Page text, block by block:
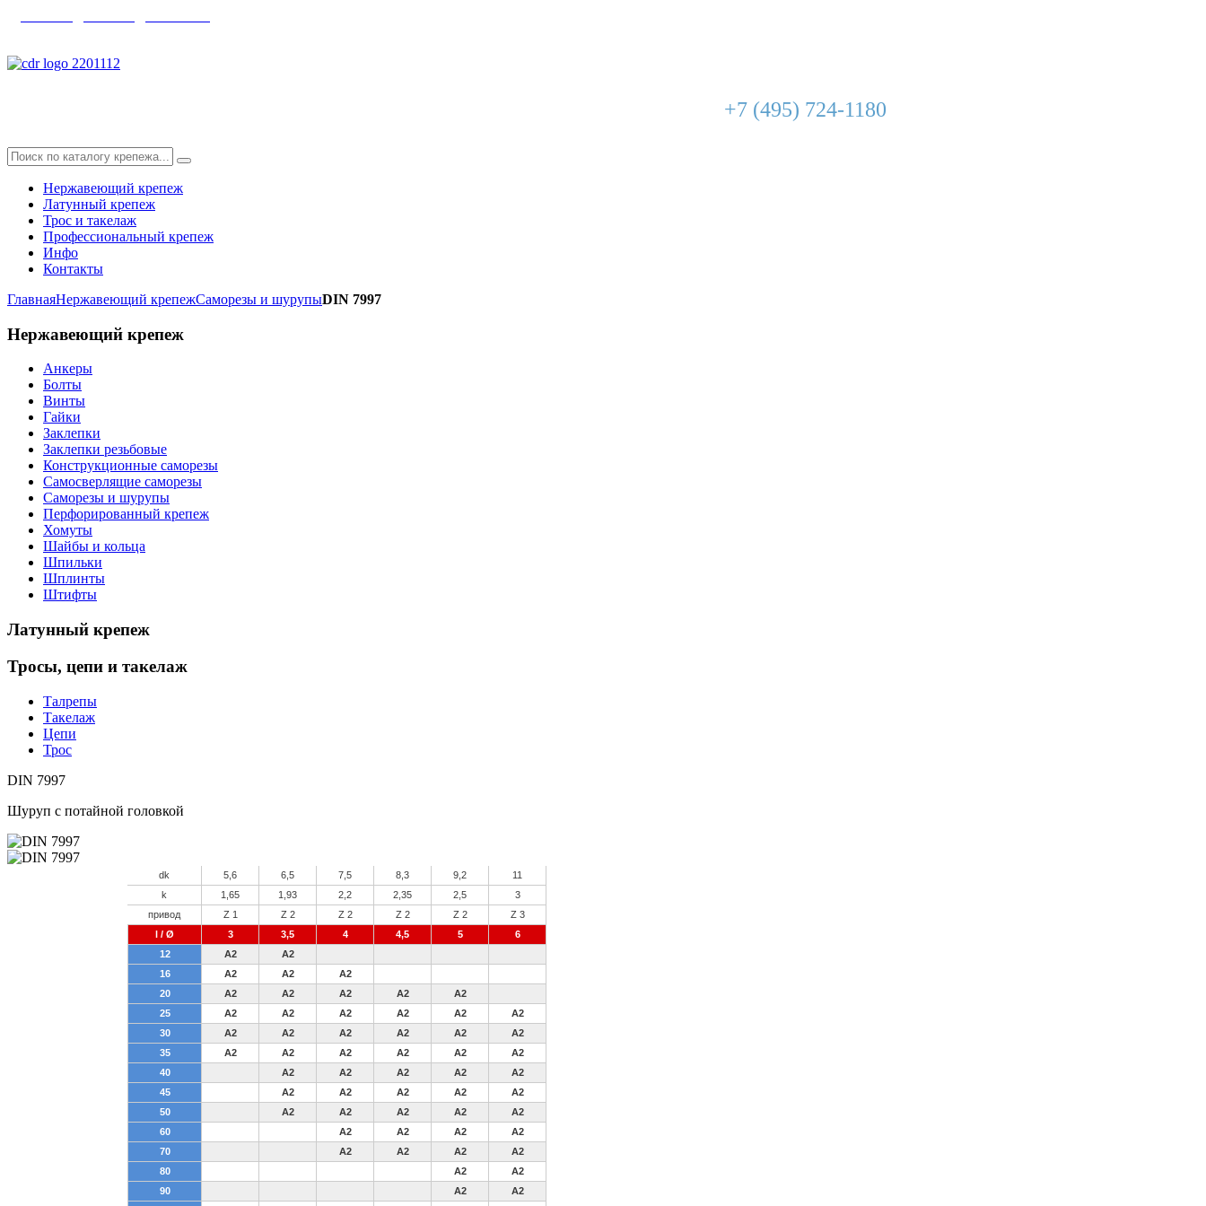
+7 (495) 724-1180
Нержавеющий крепеж
Латунный крепеж
Трос и такелаж
Профессиональный крепеж
Инфо
Контакты
ГлавнаяНержавеющий крепежСаморезы и шурупыDIN 7997
Нержавеющий крепеж
Анкеры
Болты
Винты
Гайки
Заклепки
Заклепки резьбовые
Конструкционные саморезы
Самосверлящие саморезы
Саморезы и шурупы
Перфорированный крепеж
Хомуты
Шайбы и кольца
Шпильки
Шплинты
Штифты
Латунный крепеж
Тросы, цепи и такелаж
Талрепы
Такелаж
Цепи
Трос
DIN 7997
Шуруп с потайной головкой
dk 5,6 6,5 7,5 8,3 9,2
11
k
1,65 1,93 2,2 2,35 2,5
3
привод
Z 1 Z 2 Z 2 Z 2 Z 2
Z 3
l / Ø
3 3,5 4 4,5 5
6
12
A2
A2
16
A2 A2
A2
20
A2 A2 A2 A2
A2
25
A2 A2 A2 A2 A2
A2
30
A2 A2 A2 A2 A2
A2
35
A2 A2 A2 A2 A2
A2
40
A2 A2 A2 A2
A2
45
A2 A2 A2 A2
A2
50
A2 A2 A2 A2
A2
60
A2 A2 A2
A2
70
A2 A2 A2
A2
80
A2
A2
90
A2
A2